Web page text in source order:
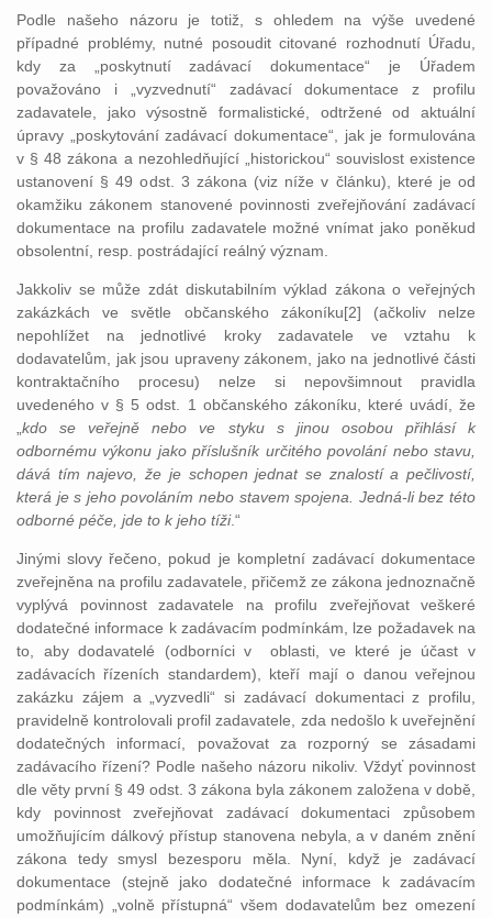
Podle našeho názoru je totiž, s ohledem na výše uvedené
případné problémy, nutné posoudit citované rozhodnutí Úřadu,
kdy za „poskytnutí zadávací dokumentace“ je Úřadem
považováno i „vyzvednutí“ zadávací dokumentace z profilu
zadavatele, jako výsostně formalistické, odtržené od aktuální
úpravy „poskytování zadávací dokumentace“, jak je formulována
v § 48 zákona a nezohledňující „historickou“ souvislost existence
ustanovení § 49 odst. 3 zákona (viz níže v článku), které je od
okamžiku zákonem stanovené povinnosti zveřejňování zadávací
dokumentace na profilu zadavatele možné vnímat jako poněkud
obsolentní, resp. postrádající reálný význam.
Jakkoliv se může zdát diskutabilním výklad zákona o veřejných
zakázkách ve světle občanského zákoníku[2] (ačkoliv nelze
nepohlížet na jednotlivé kroky zadavatele ve vztahu k
dodavatelům, jak jsou upraveny zákonem, jako na jednotlivé části
kontraktačního procesu) nelze si nepovšimnout pravidla
uvedeného v § 5 odst. 1 občanského zákoníku, které uvádí, že
kdo se veřejně nebo ve styku s jinou osobou přihlásí k
odbornému výkonu jako příslušník určitého povolání nebo stavu,
dává tím najevo, že je schopen jednat se znalostí a pečlivostí,
která je s jeho povoláním nebo stavem spojena. Jedná-li bez této
odborné péče, jde to k jeho tíži.“
Jinými slovy řečeno, pokud je kompletní zadávací dokumentace
zveřejněna na profilu zadavatele, přičemž ze zákona jednoznačně
vyplývá povinnost zadavatele na profilu zveřejňovat veškeré
dodatečné informace k zadávacím podmínkám, lze požadavek na
to, aby dodavatelé (odborníci v oblasti, ve které je účast v
zadávacích řízeních standardem), kteří mají o danou veřejnou
zakázku zájem a „vyzvedli“ si zadávací dokumentaci z profilu,
pravidelně kontrolovali profil zadavatele, zda nedošlo k uveřejnění
dodatečných informací, považovat za rozporný se zásadami
zadávacího řízení? Podle našeho názoru nikoliv. Vždyť povinnost
dle věty první § 49 odst. 3 zákona byla zákonem založena v době,
kdy povinnost zveřejňovat zadávací dokumentaci způsobem
umožňujícím dálkový přístup stanovena nebyla, a v daném znění
zákona tedy smysl bezesporu měla. Nyní, když je zadávací
dokumentace (stejně jako dodatečné informace k zadávacím
podmínkám) „volně přístupná“ všem dodavatelům bez omezení